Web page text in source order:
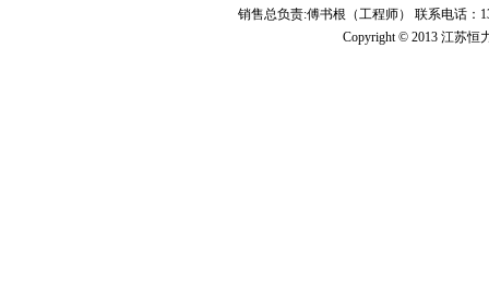
销售总负责:傅书根（工程师） 联系电话：
Copyright © 2013 江苏恒